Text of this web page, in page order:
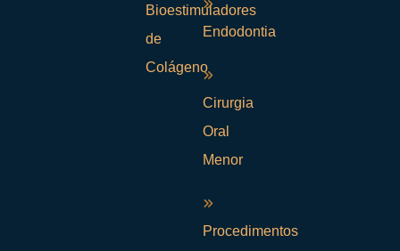
Bioestimuladores
de
Colágeno
Endodontia
Cirurgia
Oral
Menor
Procedimentos